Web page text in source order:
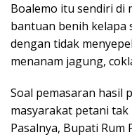
Boalemo itu sendiri di
bantuan benih kelapa
dengan tidak
menanam jagung,
Soal pemasaran hasil
masyarakat petani
Pasalnya, Bupati